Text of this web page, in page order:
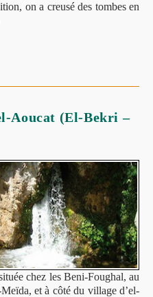
on a creusé des tombes en
Aoucat (El-Bekri –
chez les Beni-Foughal, au
et à côté du village d’el-